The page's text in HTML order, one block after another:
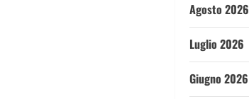
Agosto 2026
Luglio 2026
Giugno 2026